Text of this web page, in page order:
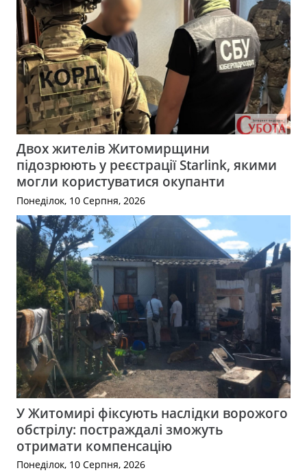
Двох жителів Житомирщини
підозрюють у реєстрації Starlink, якими
могли користуватися окупанти
Понеділок, 10 Серпня, 2026
У Житомирі фіксують наслідки ворожого
обстрілу: постраждалі зможуть
отримати компенсацію
Понеділок, 10 Серпня, 2026